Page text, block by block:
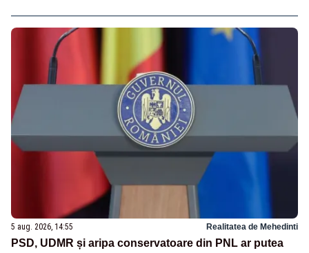
5 aug. 2026, 14:55 Realitatea de Mehedinti
PSD, UDMR și aripa conservatoare din PNL ar putea